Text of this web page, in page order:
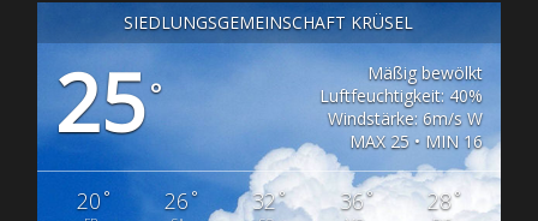
SIEDLUNGSGEMEINSCHAFT KRÜSEL
25°
Mäßig bewölkt
Luftfeuchtigkeit: 40%
Windstärke: 6m/s W
MAX 25 • MIN 16
20° 26° 32° 36° 28°